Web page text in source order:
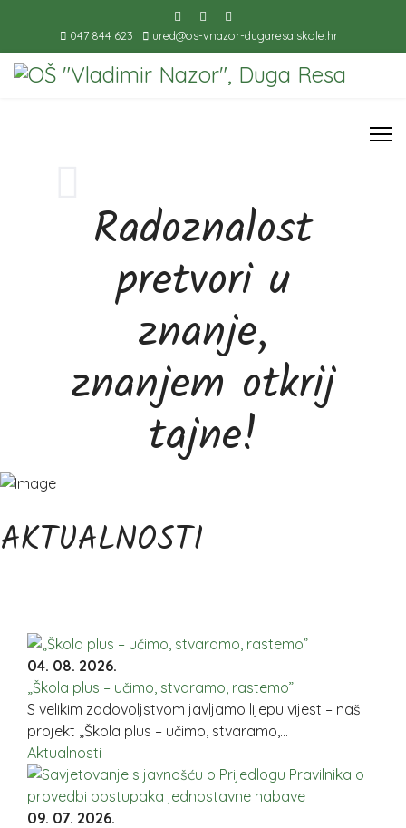
047 844 623 ured@os-vnazor-dugaresa.skole.hr
Radoznalost
pretvori u
znanje,
znanjem otkrij
tajne!
AKTUALNOSTI
04. 08. 2026.
„Škola plus – učimo, stvaramo, rastemo”
S velikim zadovoljstvom javljamo lijepu vijest – naš
projekt „Škola plus – učimo, stvaramo,...
Aktualnosti
09. 07. 2026.